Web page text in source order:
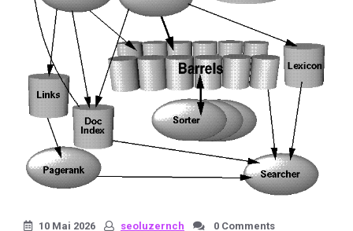
10 Mai 2026 seoluzernch 0 Comments